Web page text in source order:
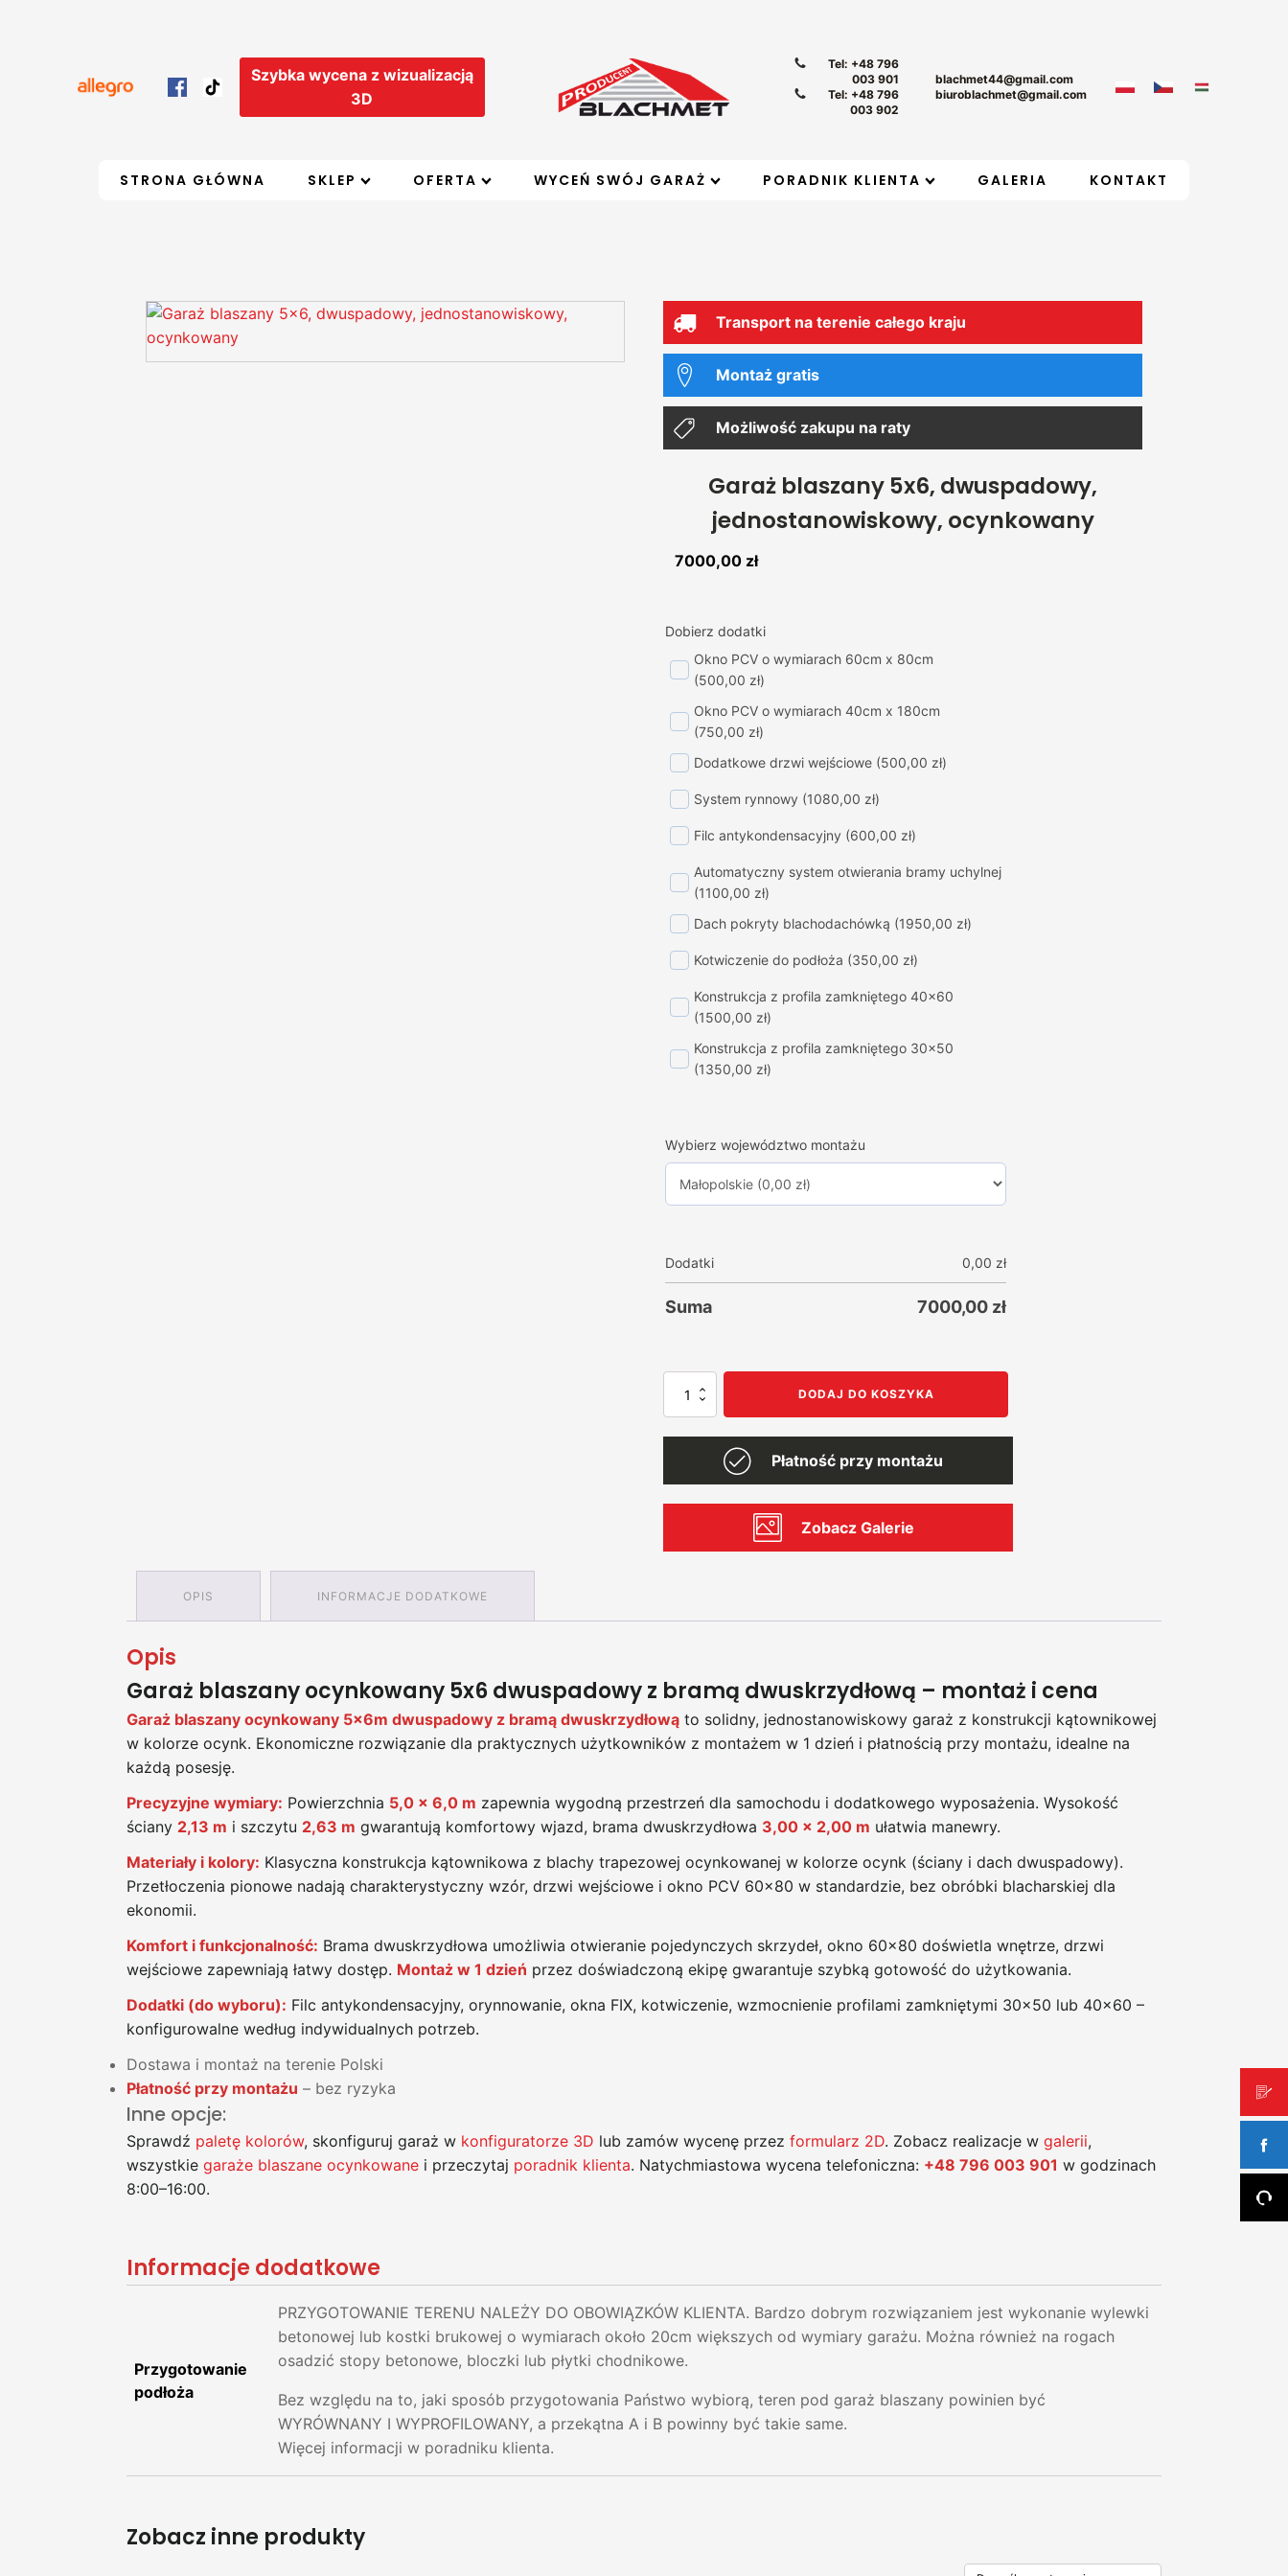
Szybka wycena z wizualizacją
3D
Tel: +48 796
003 901
Tel: +48 796
003 902
blachmet44@gmail.com
biuroblachmet@gmail.com
STRONA GŁÓWNA SKLEP OFERTA WYCEŃ SWÓJ GARAŻ PORADNIK KLIENTA GALERIA KONTAKT
Transport na terenie całego kraju
Montaż gratis
Możliwość zakupu na raty
Garaż blaszany 5x6, dwuspadowy,
jednostanowiskowy, ocynkowany
7000,00 zł
Dobierz dodatki
Okno PCV o wymiarach 60cm x 80cm
(500,00 zł)
Okno PCV o wymiarach 40cm x 180cm
(750,00 zł)
Dodatkowe drzwi wejściowe (500,00 zł)
System rynnowy (1080,00 zł)
Filc antykondensacyjny (600,00 zł)
Automatyczny system otwierania bramy uchylnej
(1100,00 zł)
Dach pokryty blachodachówką (1950,00 zł)
Kotwiczenie do podłoża (350,00 zł)
Konstrukcja z profila zamkniętego 40x60
(1500,00 zł)
Konstrukcja z profila zamkniętego 30x50
(1350,00 zł)
Wybierz województwo montażu
Dodatki 0,00 zł
Suma 7000,00 zł
ilość
dwuspadowy,
jednostanowiskowy,
DODAJ DO KOSZYKA
Płatność przy montażu
Zobacz Galerie
OPIS INFORMACJE DODATKOWE
Opis
Garaż blaszany ocynkowany 5x6 dwuspadowy z bramą dwuskrzydłową – montaż i cena
Garaż blaszany ocynkowany 5x6m dwuspadowy z bramą dwuskrzydłową to solidny, jednostanowiskowy garaż z konstrukcji kątownikowej
w kolorze ocynk. Ekonomiczne rozwiązanie dla praktycznych użytkowników z montażem w 1 dzień i płatnością przy montażu, idealne na
każdą posesję.
Precyzyjne wymiary: Powierzchnia 5,0 x 6,0 m zapewnia wygodną przestrzeń dla samochodu i dodatkowego wyposażenia. Wysokość
ściany 2,13 m i szczytu 2,63 m gwarantują komfortowy wjazd, brama dwuskrzydłowa 3,00 x 2,00 m ułatwia manewry.
Materiały i kolory: Klasyczna konstrukcja kątownikowa z blachy trapezowej ocynkowanej w kolorze ocynk (ściany i dach dwuspadowy).
Przetłoczenia pionowe nadają charakterystyczny wzór, drzwi wejściowe i okno PCV 60x80 w standardzie, bez obróbki blacharskiej dla
ekonomii.
Komfort i funkcjonalność: Brama dwuskrzydłowa umożliwia otwieranie pojedynczych skrzydeł, okno 60x80 doświetla wnętrze, drzwi
wejściowe zapewniają łatwy dostęp. Montaż w 1 dzień przez doświadczoną ekipę gwarantuje szybką gotowość do użytkowania.
Dodatki (do wyboru): Filc antykondensacyjny, orynnowanie, okna FIX, kotwiczenie, wzmocnienie profilami zamkniętymi 30x50 lub 40x60 –
konfigurowalne według indywidualnych potrzeb.
Dostawa i montaż na terenie Polski
Płatność przy montażu – bez ryzyka
Inne opcje:
Sprawdź paletę kolorów, skonfiguruj garaż w konfiguratorze 3D lub zamów wycenę przez formularz 2D. Zobacz realizacje w galerii,
wszystkie garaże blaszane ocynkowane i przeczytaj poradnik klienta. Natychmiastowa wycena telefoniczna: +48 796 003 901 w godzinach
8:00–16:00.
Informacje dodatkowe
Przygotowanie
podłoża
PRZYGOTOWANIE TERENU NALEŻY DO OBOWIĄZKÓW KLIENTA. Bardzo dobrym rozwiązaniem jest wykonanie wylewki
betonowej lub kostki brukowej o wymiarach około 20cm większych od wymiary garażu. Można również na rogach
osadzić stopy betonowe, bloczki lub płytki chodnikowe.
Bez względu na to, jaki sposób przygotowania Państwo wybiorą, teren pod garaż blaszany powinien być
WYRÓWNANY I WYPROFILOWANY, a przekątna A i B powinny być takie same.
Więcej informacji w poradniku klienta.
Zobacz inne produkty